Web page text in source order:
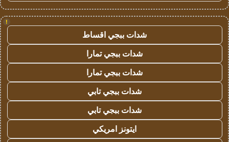
!
شدات ببجي اقساط
شدات ببجي تمارا
شدات ببجي تمارا
شدات ببجي تابي
شدات ببجي تابي
ايتونز امريكي